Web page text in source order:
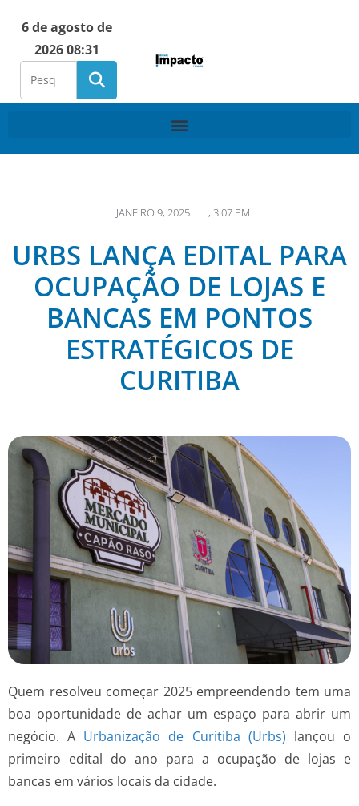
6 de agosto de
2026 08:31
JANEIRO 9, 2025 , 3:07 PM
URBS LANÇA EDITAL PARA
OCUPAÇÃO DE LOJAS E
BANCAS EM PONTOS
ESTRATÉGICOS DE
CURITIBA
Quem resolveu começar 2025 empreendendo tem uma
boa oportunidade de achar um espaço para abrir um
negócio. A Urbanização de Curitiba (Urbs) lançou o
primeiro edital do ano para a ocupação de lojas e
bancas em vários locais da cidade.